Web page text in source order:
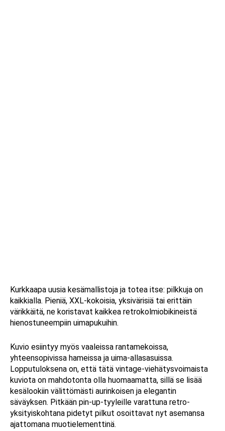
Kurkkaapa uusia kesämallistoja ja totea itse: pilkkuja on
kaikkialla. Pieniä, XXL-kokoisia, yksivärisiä tai erittäin
värikkäitä, ne koristavat kaikkea retrokolmiobikineistä
hienostuneempiin uimapukuihin.
Kuvio esiintyy myös vaaleissa rantamekoissa,
yhteensopivissa hameissa ja uima-allasasuissa.
Lopputuloksena on, että tätä vintage-viehätysvoimaista
kuviota on mahdotonta olla huomaamatta, sillä se lisää
kesälookiin välittömästi aurinkoisen ja elegantin
säväyksen. Pitkään pin-up-tyyleille varattuna retro-
yksityiskohtana pidetyt pilkut osoittavat nyt asemansa
ajattomana muotielementtinä.